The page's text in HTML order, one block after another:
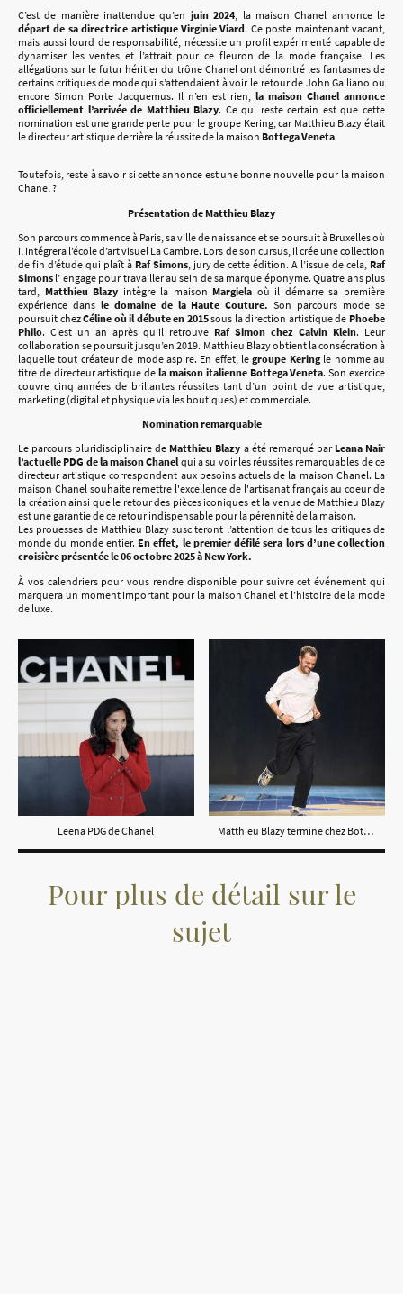
C’est de manière inattendue qu’en juin 2024, la maison Chanel annonce le
départ de sa directrice artistique Virginie Viard. Ce poste maintenant vacant,
mais aussi lourd de responsabilité, nécessite un profil expérimenté capable de
dynamiser les ventes et l’attrait pour ce fleuron de la mode française. Les
allégations sur le futur héritier du trône Chanel ont démontré les fantasmes de
certains critiques de mode qui s’attendaient à voir le retour de John Galliano ou
encore Simon Porte Jacquemus. Il n’en est rien, la maison Chanel annonce
officiellement l’arrivée de Matthieu Blazy. Ce qui reste certain est que cette
nomination est une grande perte pour le groupe Kering, car Matthieu Blazy était
le directeur artistique derrière la réussite de la maison Bottega Veneta.
Toutefois, reste à savoir si cette annonce est une bonne nouvelle pour la maison
Chanel ?
Présentation de Matthieu Blazy
Son parcours commence à Paris, sa ville de naissance et se poursuit à Bruxelles où
il intégrera l’école d’art visuel La Cambre. Lors de son cursus, il crée une collection
de fin d’étude qui plaît à Raf Simons, jury de cette édition. A l’issue de cela, Raf
Simons l’ engage pour travailler au sein de sa marque éponyme. Quatre ans plus
tard, Matthieu Blazy intègre la maison Margiela où il démarre sa première
expérience dans le domaine de la Haute Couture. Son parcours mode se
poursuit chezCéline où il débute en 2015sous la direction artistique de Phoebe
Philo. C’est un an après qu’il retrouve Raf Simon chez Calvin Klein. Leur
collaboration se poursuit jusqu’en 2019. Matthieu Blazy obtient la consécration à
laquelle tout créateur de mode aspire. En effet, legroupe Keringle nomme au
titre de directeur artistique dela maison italienne Bottega Veneta. Son exercice
couvre cinq années de brillantes réussites tant d’un point de vue artistique,
marketing (digital et physique via les boutiques) et commerciale.
Nomination remarquable
Le parcours pluridisciplinaire de Matthieu Blazy a été remarqué par Leana Nair
l’actuelle PDG de la maison Chanelqui a su voir les réussites remarquables de ce
directeur artistique correspondent aux besoins actuels de la maison Chanel. La
maison Chanel souhaite remettre l'excellence de l'artisanat français au coeur de
la création ainsi que le retour des pièces iconiques et la venue de Matthieu Blazy
est une garantie de ce retour indispensable pour la pérennité de la maison.
Les prouesses de Matthieu Blazy susciteront l’attention de tous les critiques de
monde du monde entier. En effet, le premier défilé sera lors d’une collection
croisière présentée le 06 octobre 2025 à New York.
À vos calendriers pour vous rendre disponible pour suivre cet événement qui
marquera un moment important pour la maison Chanel et l’histoire de la mode
de luxe.
Leena PDG de Chanel Matthieu Blazy termine chez Bottega Veneta
Pour plus de détail sur le
sujet